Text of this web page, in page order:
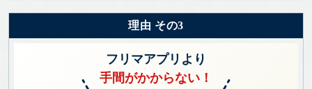
理由 その3
フリマアプリより
手間がかからない！